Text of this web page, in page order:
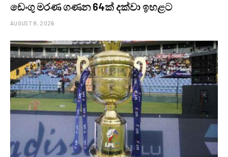
ඩෙංගු මරණ ගණන 64ක් දක්වා ඉහළට
AUGUST 8, 2026